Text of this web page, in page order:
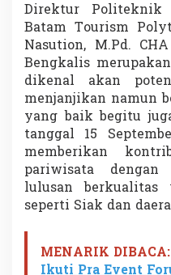
Direktur Politeknik
Batam Tourism
Nasution, M.Pd.
Bengkalis
dikenal akan
menjanjikan namun
yang baik begitu
tanggal 15
memberikan
pariwisata dengan
lulusan
seperti Siak dan
MENARIK DIBACA: